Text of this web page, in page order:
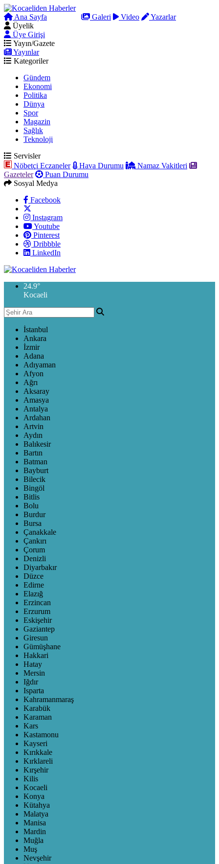
Ana Sayfa Galeri Video
Yazarlar
Üyelik
Üye Girişi
Yayın/Gazete
Yayınlar
Kategoriler
Gündem
Ekonomi
Politika
Dünya
Spor
Magazin
Sağlık
Teknoloji
Servisler
Nöbetçi Eczaneler
Hava Durumu
Namaz Vakitleri
Gazeteler
Puan Durumu
Sosyal Medya
Facebook
Instagram
Youtube
Pinterest
Dribbble
LinkedIn
24.9°
Kocaeli
İstanbul
Ankara
İzmir
Adana
Adıyaman
Afyon
Ağrı
Aksaray
Amasya
Antalya
Ardahan
Artvin
Aydın
Balıkesir
Bartın
Batman
Bayburt
Bilecik
Bingöl
Bitlis
Bolu
Burdur
Bursa
Çanakkale
Çankırı
Çorum
Denizli
Diyarbakır
Düzce
Edirne
Elazığ
Erzincan
Erzurum
Eskişehir
Gaziantep
Giresun
Gümüşhane
Hakkari
Hatay
Mersin
Iğdır
Isparta
Kahramanmaraş
Karabük
Karaman
Kars
Kastamonu
Kayseri
Kırıkkale
Kırklareli
Kırşehir
Kilis
Kocaeli
Konya
Kütahya
Malatya
Manisa
Mardin
Muğla
Muş
Nevşehir